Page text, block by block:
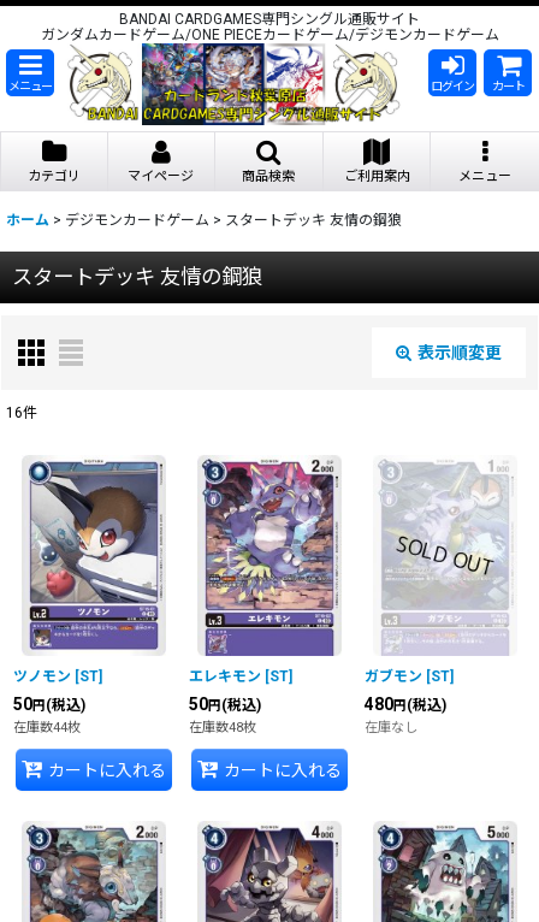
BANDAI CARDGAMES専門シングル通販サイト
ガンダムカードゲーム/ONE PIECEカードゲーム/デジモンカードゲーム
メニュー ログイン カート
カテゴリ マイページ 商品検索 ご利用案内 メニュー
ホーム > デジモンカードゲーム > スタートデッキ 友情の鋼狼
スタートデッキ 友情の鋼狼
表示順変更
在庫あり
並び順:
絞り込む
16件
ツノモン [ST]
50円 (税込)
在庫数44枚
カートに入れる
エレキモン [ST]
50円 (税込)
在庫数48枚
カートに入れる
ガブモン [ST]
480円 (税込)
在庫なし